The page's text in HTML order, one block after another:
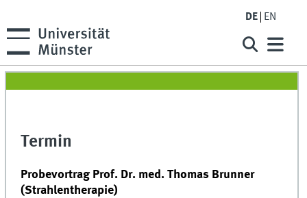
DE EN
Termin
Probevortrag Prof. Dr. med. Thomas Brunner
(Strahlentherapie)